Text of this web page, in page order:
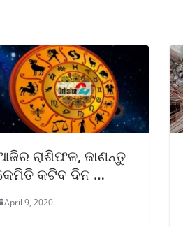
ରାଶିଫଳ, ଜାଣନ୍ତୁ
କଟିବ ଦିନ …
April 9, 2020